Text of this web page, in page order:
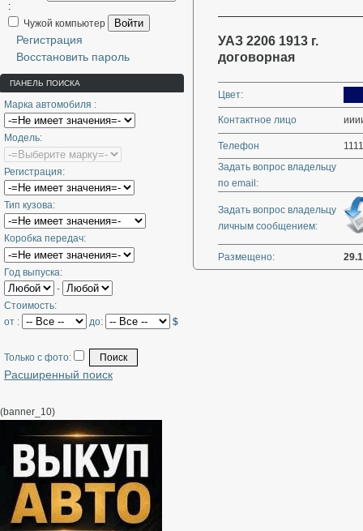
:
Чужой компьютер
Войти
Регистрация
Восстановить пароль
ПАНЕЛЬ ПОИСКА
Марка автомобиля :
Модель:
Регистрация:
Тип кузова:
Коробка передач:
Год выпуска:
-
Стоимость:
от :
до: $
Только с фото:
Расширенный поиск
(banner_10)
УАЗ 2206 1913 г.
договорная
Цвет:
Контактное лицо
Телефон
Задать вопрос владельцу
по email:
Задать вопрос владельцу
личным сообщением:
Размещено: